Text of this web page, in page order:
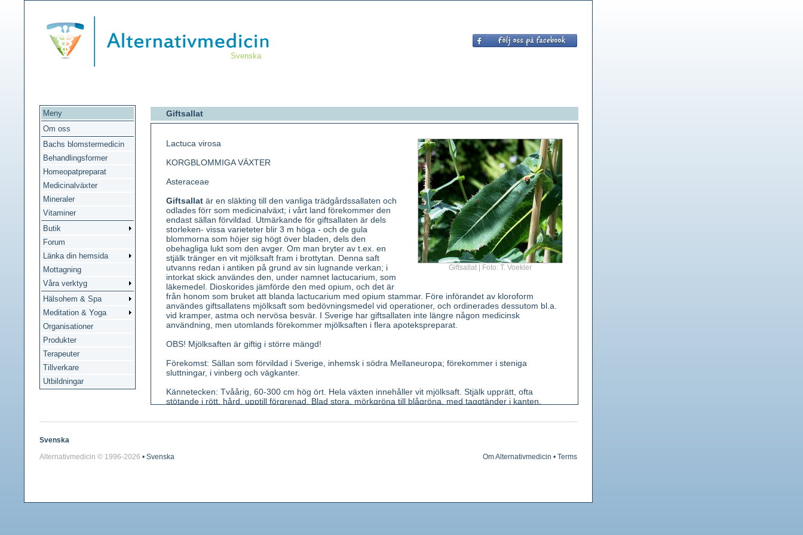
Svenska
Meny
Om oss
Bachs blomstermedicin
Behandlingsformer
Homeopatpreparat
Medicinalväxter
Mineraler
Vitaminer
Butik
Forum
Länka din hemsida
Mottagning
Våra verktyg
Hälsohem & Spa
Meditation & Yoga
Organisationer
Produkter
Terapeuter
Tillverkare
Utbildningar
Giftsallat
Giftsallat | Foto: T. Voekler
Lactuca virosa
KORGBLOMMIGA VÄXTER
Asteraceae
Giftsallat är en släkting till den vanliga trädgårdssallaten och
odlades förr som medicinalväxt; i vårt land förekommer den
endast sällan förvildad. Utmärkande för giftsallaten är dels
storleken- vissa varieteter blir 3 m höga - och de gula
blommorna som höjer sig högt över bladen, dels den
obehagliga lukt som den avger. Om man bryter av t.ex. en
stjälk tränger en vit mjölksaft fram i brottytan. Denna saft
utvanns redan i antiken på grund av sin lugnande verkan; i
intorkat skick användes den, under namnet lactucarium, som
läkemedel. Dioskorides jämförde den med opium, och det är
från honom som bruket att blanda lactucarium med opium stammar. Före införandet av kloroform
användes giftsallatens mjölksaft som bedövningsmedel vid operationer, och ordinerades dessutom bl.a.
vid kramper, astma och nervösa besvär. I Sverige har giftsallaten inte längre någon medicinsk
användning, men utomlands förekommer mjölksaften i flera apotekspreparat.
OBS! Mjölksaften är giftig i större mängd!
Förekomst: Sällan som förvildad i Sverige, inhemsk i södra Mellaneuropa; förekommer i steniga
sluttningar, i vinberg och vägkanter.
Kännetecken: Tvåårig, 60-300 cm hög ört. Hela växten innehåller vit mjölksaft. Stjälk upprätt, ofta
stötande i rött, hård, upptill förgrenad. Blad stora, mörkgröna till blågröna, med taggtänder i kanten.
med taggar. Gula blomkorgar i juli- september, som sitter i glesa samlingar. Frukt svart och försedd med
Svenska
Alternativmedicin © 1996-2026 • Svenska Om Alternativmedicin • Terms